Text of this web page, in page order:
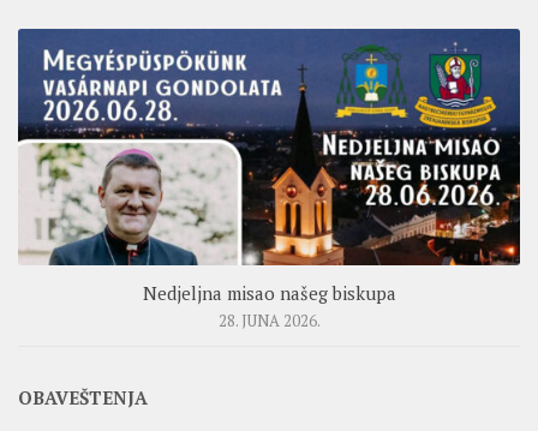
Nedjeljna misao našeg biskupa
28. JUNA 2026.
OBAVEŠTENJA